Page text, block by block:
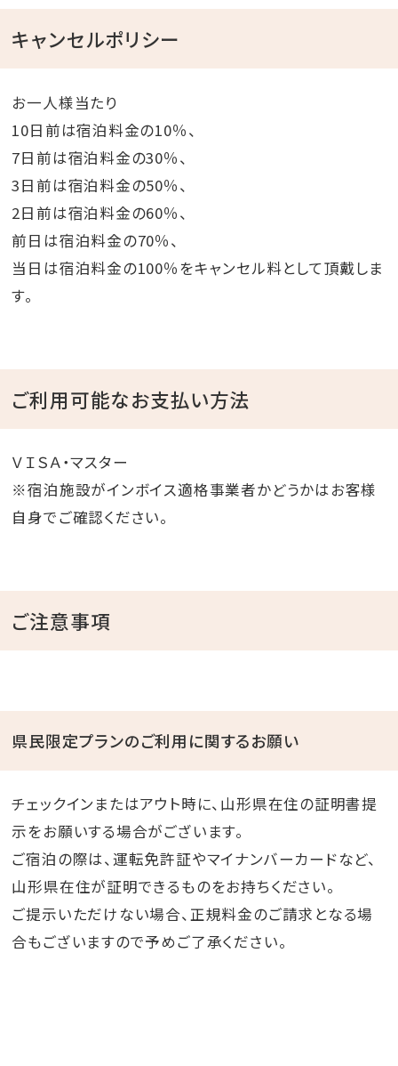
キャンセルポリシー
お一人様当たり
10日前は宿泊料金の10％、
7日前は宿泊料金の30％、
3日前は宿泊料金の50％、
2日前は宿泊料金の60％、
前日は宿泊料金の70％、
当日は宿泊料金の100％をキャンセル料として頂戴しま
す。
ご利用可能なお支払い方法
ＶＩＳＡ・マスター
※宿泊施設がインボイス適格事業者かどうかはお客様
自身でご確認ください。
ご注意事項
県民限定プランのご利用に関するお願い
チェックインまたはアウト時に、山形県在住の証明書提
示をお願いする場合がございます。
ご宿泊の際は、運転免許証やマイナンバーカードなど、
山形県在住が証明できるものをお持ちください。
ご提示いただけない場合、正規料金のご請求となる場
合もございますので予めご了承ください。